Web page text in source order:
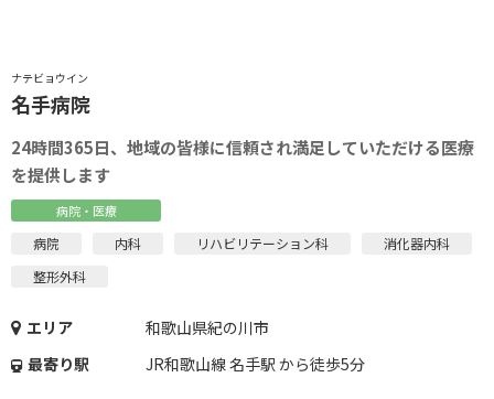
ナテビョウイン
名手病院
24時間365日、地域の皆様に信頼され満足していただける医療
を提供します
病院・医療
病院 内科 リハビリテーション科
消化器内科
整形外科
エリア
和歌山県紀の川市
最寄り駅
JR和歌山線 名手駅 から徒歩5分